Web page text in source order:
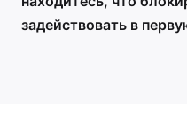
задействовать в